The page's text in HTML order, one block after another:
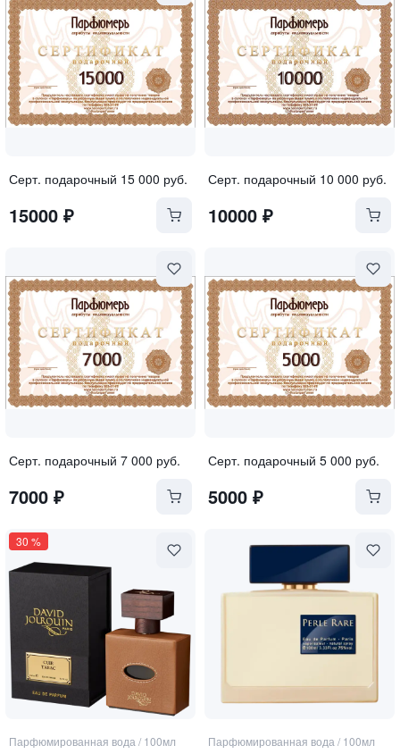
Серт. подарочный 15 000 руб.
15000 ₽
Серт. подарочный 10 000 руб.
10000₽
Серт. подарочный 7 000 руб.
7000 ₽
Серт. подарочный 5 000 руб.
5000₽
30 %
Парфюмированная вода / 100мл Парфюмированная вода / 100мл